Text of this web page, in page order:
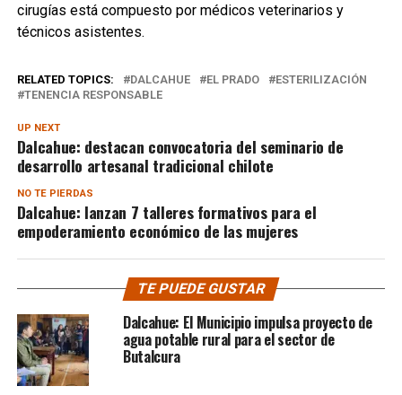
cirugías está compuesto por médicos veterinarios y
técnicos asistentes.
RELATED TOPICS: DALCAHUE EL PRADO
ESTERILIZACIÓN
TENENCIA RESPONSABLE
UP NEXT
Dalcahue: destacan convocatoria del seminario de
desarrollo artesanal tradicional chilote
NO TE PIERDAS
Dalcahue: lanzan 7 talleres formativos para el
empoderamiento económico de las mujeres
TE PUEDE GUSTAR
Dalcahue: El Municipio impulsa proyecto de
agua potable rural para el sector de
Butalcura